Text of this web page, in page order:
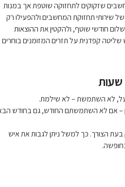
שזקוקים לתחזוקה שוטפת אך במנות
תחזוקת המחשבים ולהפעילו רק
חודשי שוטף, ולהקטין את ההוצאות
קפדנית על תזרים המזומנים בוחרים
לא השתמשת – לא שילמת.
אם לא השתמשתם החודש, גם בחודש הבא
הצורך. כך למשל ניתן לגבות את איש